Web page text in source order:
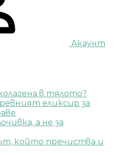
Акаунт
в тялото?
еликсир за
а не за
който пречиства и